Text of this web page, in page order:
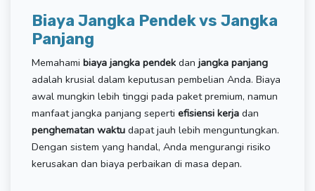
Biaya Jangka Pendek vs Jangka
Panjang
Memahami biaya jangka pendek dan jangka panjang
adalah krusial dalam keputusan pembelian Anda. Biaya
awal mungkin lebih tinggi pada paket premium, namun
manfaat jangka panjang seperti efisiensi kerja dan
penghematan waktu dapat jauh lebih menguntungkan.
Dengan sistem yang handal, Anda mengurangi risiko
kerusakan dan biaya perbaikan di masa depan.